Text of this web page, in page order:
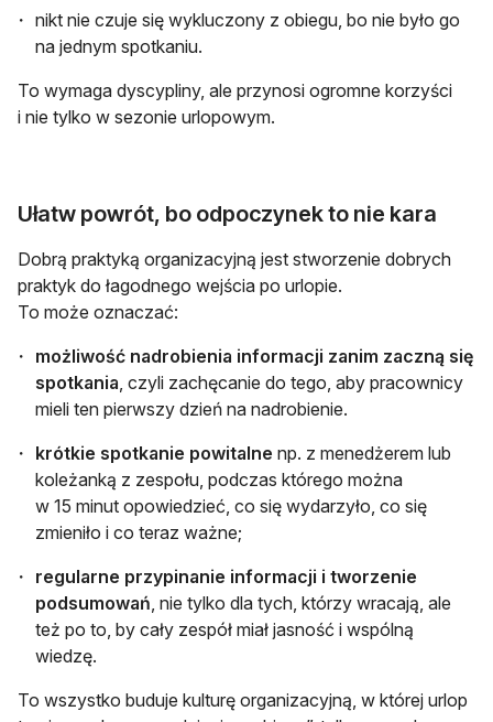
nikt nie czuje się wykluczony z obiegu, bo nie było go
na jednym spotkaniu.
To wymaga dyscypliny, ale przynosi ogromne korzyści
i nie tylko w sezonie urlopowym.
Ułatw powrót, bo odpoczynek to nie kara
Dobrą praktyką organizacyjną jest stworzenie dobrych
praktyk do łagodnego wejścia po urlopie.
To może oznaczać:
możliwość nadrobienia informacji zanim zaczną się
spotkania, czyli zachęcanie do tego, aby pracownicy
mieli ten pierwszy dzień na nadrobienie.
krótkie spotkanie powitalne np. z menedżerem lub
koleżanką z zespołu, podczas którego można
w 15 minut opowiedzieć, co się wydarzyło, co się
zmieniło i co teraz ważne;
regularne przypinanie informacji i tworzenie
podsumowań, nie tylko dla tych, którzy wracają, ale
też po to, by cały zespół miał jasność i wspólną
wiedzę.
To wszystko buduje kulturę organizacyjną, w której urlop